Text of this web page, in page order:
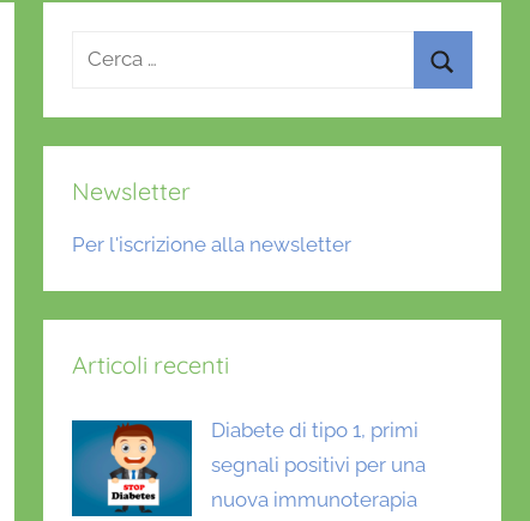
Ricerca
Newsletter
Per l'iscrizione alla newsletter
Articoli recenti
Diabete di tipo 1, primi
segnali positivi per una
nuova immunoterapia